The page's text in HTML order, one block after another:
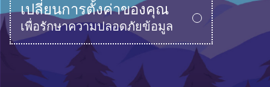
เปลี่ยนการตั้งค่าของคุณ
เพื่อรักษาความปลอดภัยข้อมูล